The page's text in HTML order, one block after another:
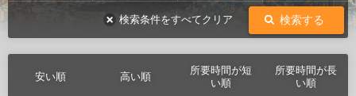
検索する
検索条件をすべてクリア
安い順 高い順
所要時間が短
い順
所要時間が長
い順